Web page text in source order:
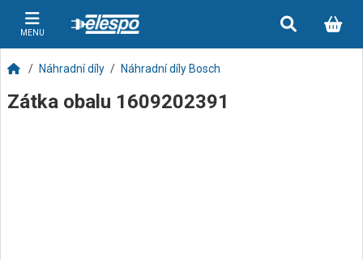
MENU
Náhradní díly Náhradní díly Bosch
Zátka obalu 1609202391